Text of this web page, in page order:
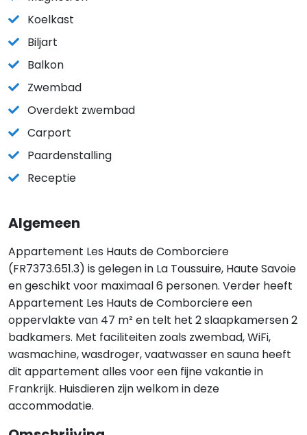
Koelkast
Biljart
Balkon
Zwembad
Overdekt zwembad
Carport
Paardenstalling
Receptie
Algemeen
Appartement Les Hauts de Comborciere
(FR7373.651.3) is gelegen in La Toussuire, Haute Savoie
en geschikt voor maximaal 6 personen. Verder heeft
Appartement Les Hauts de Comborciere een
oppervlakte van 47 m² en telt het 2 slaapkamersen 2
badkamers. Met faciliteiten zoals zwembad, WiFi,
wasmachine, wasdroger, vaatwasser en sauna heeft
dit appartement alles voor een fijne vakantie in
Frankrijk. Huisdieren zijn welkom in deze
accommodatie.